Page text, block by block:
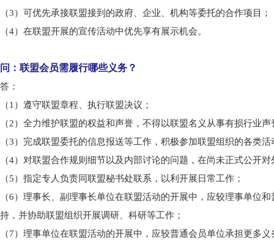
（3）可优先承接联盟接到的政府、企业、机构等委托的合作项目；
（4）在联盟开展的宣传活动中优先享有展示机会。
问：联盟会员需履行哪些义务？
答：
（1）遵守联盟章程、执行联盟决议；
（2）全力维护联盟的权益和声誉，不得以联盟名义从事有损行业
（3）完成联盟委托的信息报送等工作，积极参加联盟组织的各类活
（4）对联盟合作规则细节以及内部讨论的问题，在尚未正式公开
（5）指定专人负责同联盟秘书处联系，以利开展日常工作；
（6）理事长、副理事长单位在联盟活动的开展中，应较理事单位
持，并协助联盟组织开展调研、科研等工作；
（7）理事单位在联盟活动的开展中，应较普通会员单位承担更多